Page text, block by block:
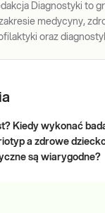
Diagnostyki to
medycyny,
oraz
Kiedy wykonać
a zdrowe
są wiarygodne?